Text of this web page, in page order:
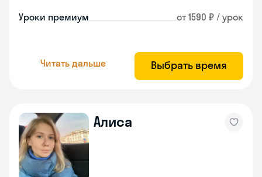
Уроки премиум от 1590 ₽ / урок
Читать дальше Выбрать время
Алиса